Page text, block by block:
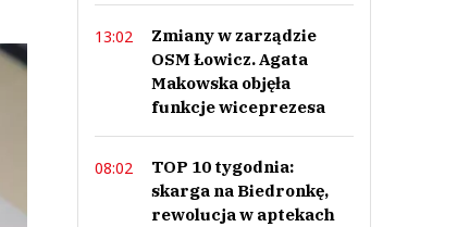
13:02
Zmiany w zarządzie
OSM Łowicz. Agata
Makowska objęła
funkcje wiceprezesa
08:02
TOP 10 tygodnia:
skarga na Biedronkę,
rewolucja w aptekach